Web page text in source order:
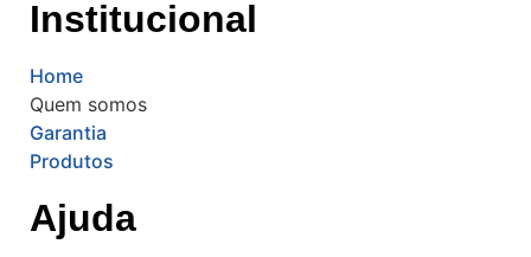
Institucional
Home
Quem somos
Garantia
Produtos
Ajuda